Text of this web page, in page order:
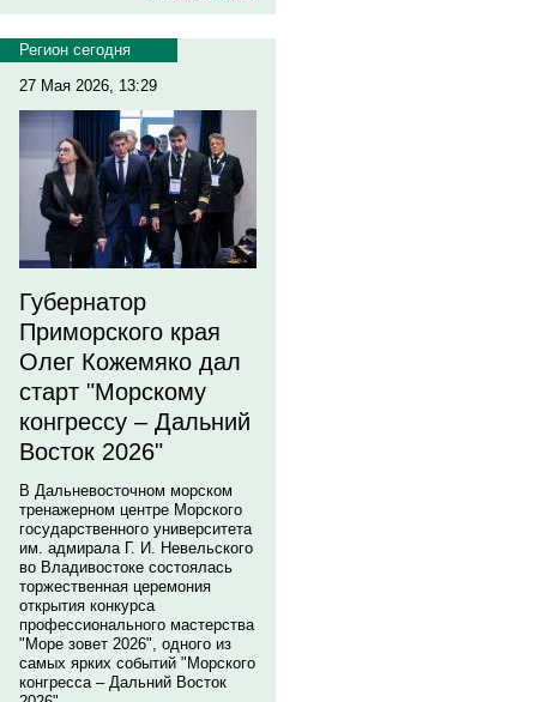
Регион сегодня
27 Мая 2026, 13:29
Губернатор
Приморского края
Олег Кожемяко дал
старт "Морскому
конгрессу – Дальний
Восток 2026"
В Дальневосточном морском
тренажерном центре Морского
государственного университета
им. адмирала Г. И. Невельского
во Владивостоке состоялась
торжественная церемония
открытия конкурса
профессионального мастерства
"Море зовет 2026", одного из
самых ярких событий "Морского
конгресса – Дальний Восток